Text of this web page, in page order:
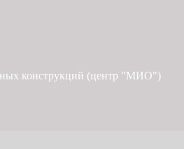
конструкций (центр "МИО")